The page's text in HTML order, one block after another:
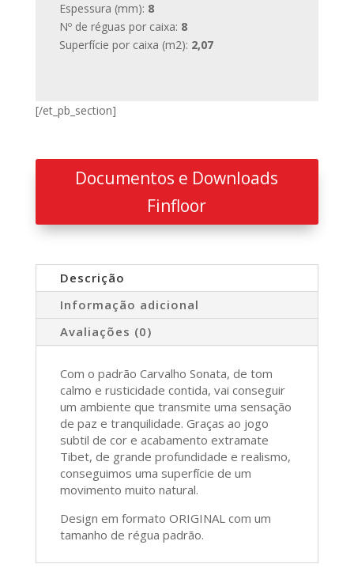
Espessura (mm): 8
Nº de réguas por caixa: 8
Superfície por caixa (m2): 2,07
[/et_pb_section]
Documentos e Downloads
Finfloor
Descrição
Informação adicional
Avaliações (0)
Com o padrão Carvalho Sonata, de tom
calmo e rusticidade contida, vai conseguir
um ambiente que transmite uma sensação
de paz e tranquilidade. Graças ao jogo
subtil de cor e acabamento extramate
Tibet, de grande profundidade e realismo,
conseguimos uma superfície de um
movimento muito natural.
Design em formato ORIGINAL com um
tamanho de régua padrão.